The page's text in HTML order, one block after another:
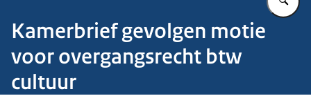
Kamerbrief gevolgen motie
voor overgangsrecht btw
cultuur